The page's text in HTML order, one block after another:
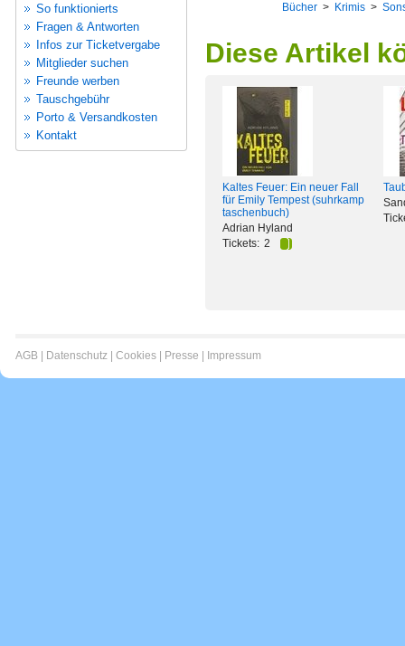
So funktionierts
Fragen & Antworten
Infos zur Ticketvergabe
Mitglieder suchen
Freunde werben
Tauschgebühr
Porto & Versandkosten
Kontakt
Bücher > Krimis >
Diese Artikel
Kaltes Feuer: Ein neuer Fall
für Emily Tempest (suhrkamp
taschenbuch)
Adrian Hyland
Tickets: 2
AGB Datenschutz Cookies Presse Impressum